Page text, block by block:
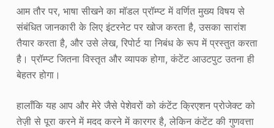
आम तौर पर, भाषा सीखने का मॉडल प्रॉम्प्ट में वर्णित मुख्य विषय से
संबंधित जानकारी के लिए इंटरनेट पर खोज करता है, उसका सारांश
तैयार करता है, और उसे लेख, रिपोर्ट या निबंध के रूप में प्रस्तुत करता
है। प्रॉम्प्ट जितना विस्तृत और व्यापक होगा, कंटेंट आउटपुट उतना ही
बेहतर होगा।
हालाँकि यह आप और मेरे जैसे पेशेवरों को कंटेंट क्रिएशन प्रोजेक्ट को
तेज़ी से पूरा करने में मदद करने में कारगर है, लेकिन कंटेंट की गुणवत्ता